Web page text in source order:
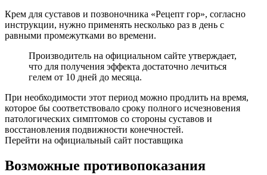
Крем для суставов и позвоночника «Рецепт гор», согласно
инструкции, нужно применять несколько раз в день с
равными промежутками во времени.
Производитель на официальном сайте утверждает,
что для получения эффекта достаточно лечиться
гелем от 10 дней до месяца.
При необходимости этот период можно продлить на время,
которое бы соответствовало сроку полного исчезновения
патологических симптомов со стороны суставов и
восстановления подвижности конечностей.
Перейти на официальный сайт поставщика
Возможные противопоказания